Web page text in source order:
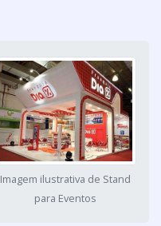
Imagem ilustrativa de Stand
para Eventos